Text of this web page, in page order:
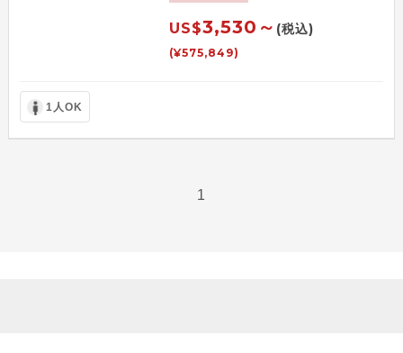
US$3,530～ (税込)
(¥575,849)
1人OK
1